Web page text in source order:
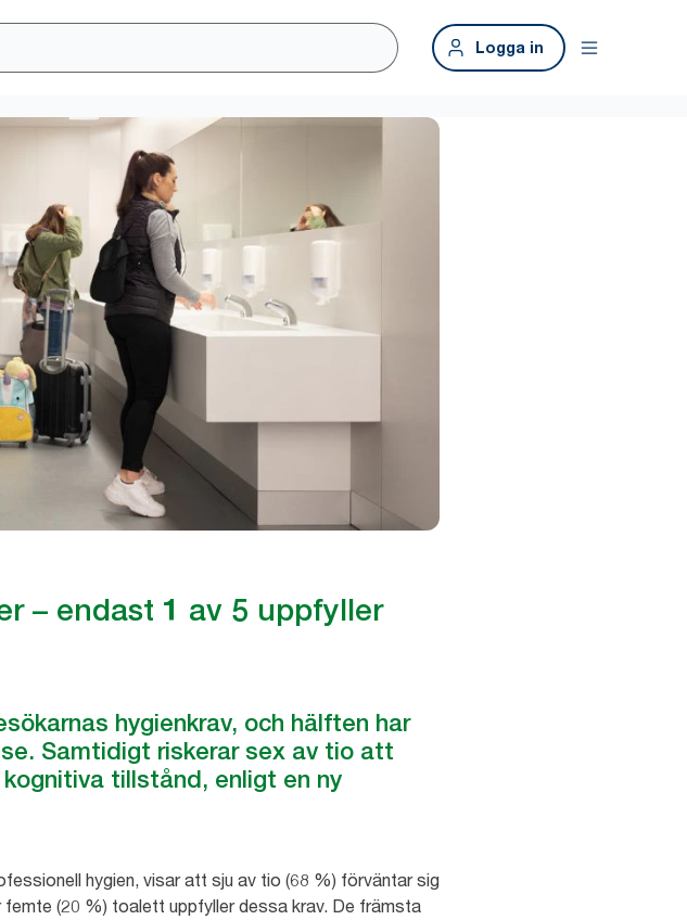
Logga in
– endast 1 av 5 uppfyller
hygienkrav, och hälften har
Samtidigt riskerar sex av tio att
tillstånd, enligt en ny
hygien, visar att sju av tio (68 %) förväntar sig
(20 %) toalett uppfyller dessa krav. De främsta